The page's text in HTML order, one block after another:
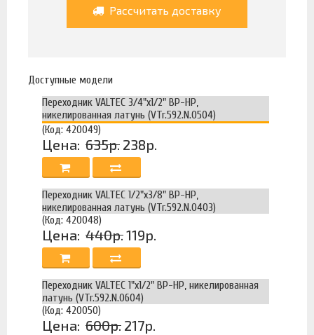
Рассчитать доставку
Доступные модели
Переходник VALTEC 3/4"х1/2" ВР-НР,
никелированная латунь (VTr.592.N.0504)
(Код: 420049)
Цена: 635р. 238р.
Переходник VALTEC 1/2"х3/8" ВР-НР,
никелированная латунь (VTr.592.N.0403)
(Код: 420048)
Цена: 440р.119р.
Переходник VALTEC 1"х1/2" ВР-НР, никелированная
латунь (VTr.592.N.0604)
(Код: 420050)
Цена: 600р. 217р.